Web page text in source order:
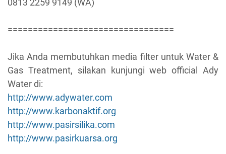
0813 2259 9149 (WA)
=================================
Jika Anda membutuhkan media filter untuk Water &
Gas Treatment, silakan kunjungi web official Ady
Water di:
http://www.adywater.com
http://www.karbonaktif.org
http://www.pasirsilika.com
http://www.pasirkuarsa.org